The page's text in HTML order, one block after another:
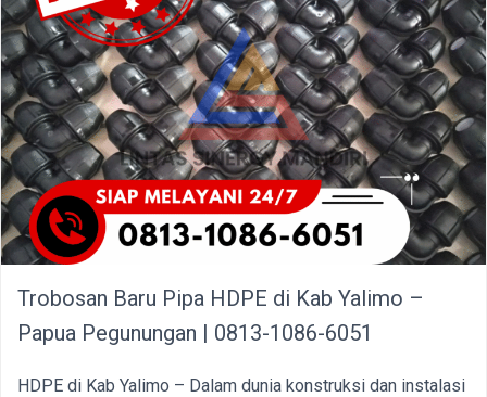
Trobosan Baru Pipa HDPE di Kab Yalimo –
Papua Pegunungan | 0813-1086-6051
HDPE di Kab Yalimo – Dalam dunia konstruksi dan instalasi